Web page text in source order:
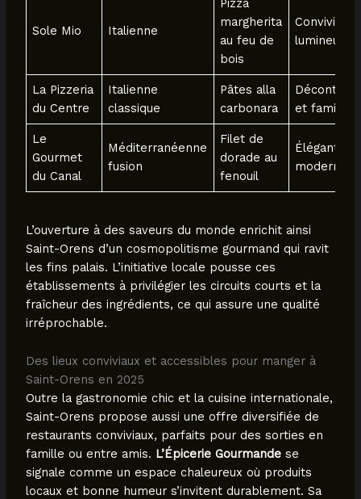
Sole Mio Italienne
Pizza
margherita
au feu de
bois
Conviviale
lumineuse
La Pizzeria
du Centre
Italienne
classique
Pâtes alla
carbonara
et familiale
Le
Gourmet
du Canal
Méditerranéenne
fusion
Filet de
dorade au
fenouil
Élégante
moderne
L’ouverture à des saveurs du monde enrichit ainsi
Saint-Orens d’un cosmopolitisme gourmand qui ravit
les fins palais. L’initiative locale pousse ces
établissements à privilégier les circuits courts et la
fraîcheur des ingrédients, ce qui assure une qualité
irréprochable.
Des lieux conviviaux et accessibles pour manger à
Saint-Orens en 2025
Outre la gastronomie chic et la cuisine internationale,
Saint-Orens propose aussi une offre diversifiée de
restaurants conviviaux, parfaits pour des sorties en
famille ou entre amis. L’Épicerie Gourmandese
signale comme un espace chaleureux où produits
locaux et bonne humeur s’invitent durablement. Sa